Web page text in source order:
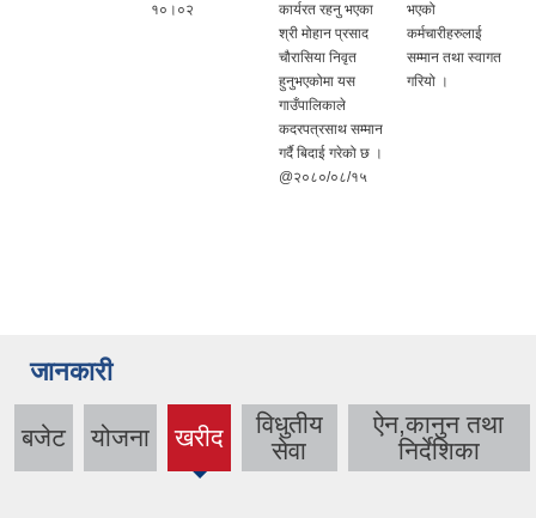
१०।०२
कार्यरत रहनु भएका
श्री मोहान प्रसाद
चौरासिया निवृत
हुनुभएकोमा यस
गाउँपालिकाले
कदरपत्रसाथ सम्मान
गर्दै बिदाई गरेको छ ।
@२०८०/०८/१५
भएको
कर्मचारीहरुलाई
सम्मान तथा स्वागत
गरियो ।
जानकारी
बजेट योजना खरीद
(active
tab)
विधुतीय
सेवा
ऐन,कानुन तथा
निर्देशिका